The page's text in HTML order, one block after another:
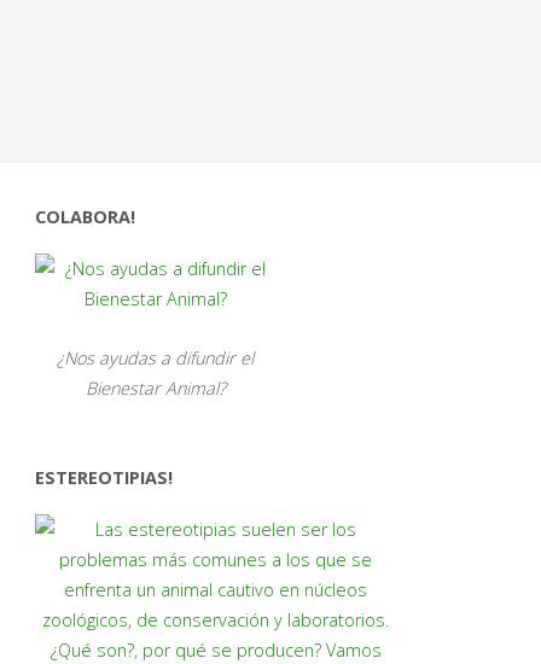
COLABORA!
¿Nos ayudas a difundir el
Bienestar Animal?
ESTEREOTIPIAS!